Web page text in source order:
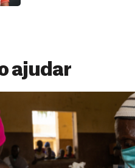
ajudar